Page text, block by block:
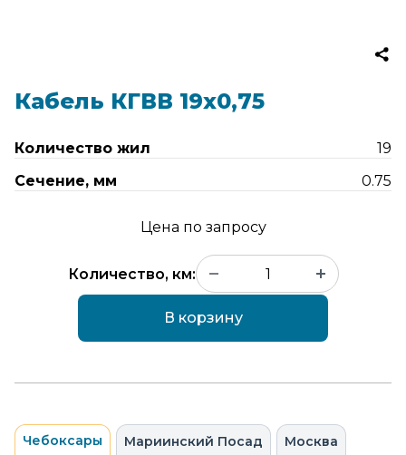
Кабель КГВВ 19х0,75
Количество жил
19
Сечение, мм
0.75
Цена по запросу
Количество, км:
В корзину
Чебоксары Мариинский Посад Москва